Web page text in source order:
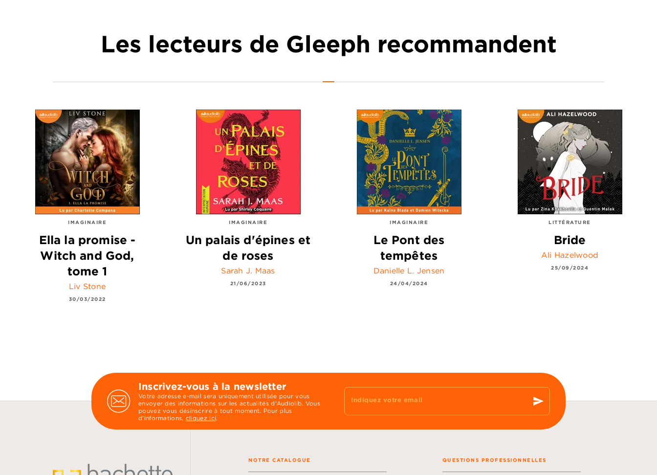
Les lecteurs de Gleeph recommandent
IMAGINAIRE
Ella la promise -
Witch and God,
tome 1
Liv Stone
30/03/2022
IMAGINAIRE
Un palais d'épines et
de roses
Sarah J. Maas
21/06/2023
IMAGINAIRE
Le Pont des
tempêtes
Danielle L. Jensen
24/04/2024
LITTÉRATURE
Bride
Ali Hazelwood
25/09/2024
Inscrivez-vous à la newsletter
Votre adresse e-mail sera uniquement utilisée pour vous
envoyer des informations sur les actualités d'Audiolib. Vous
pouvez vous désinscrire à tout moment. Pour plus
d’informations, cliquez ici.
Indiquez votre email send
NOTRE CATALOGUE QUESTIONS PROFESSIONNELLES